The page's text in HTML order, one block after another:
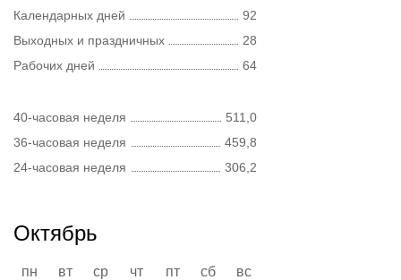
Календарных дней
92
Выходных и праздничных
28
Рабочих дней
64
40-часовая неделя
511,0
36-часовая неделя
459,8
24-часовая неделя
306,2
Октябрь
пн вт ср чт пт сб
вс